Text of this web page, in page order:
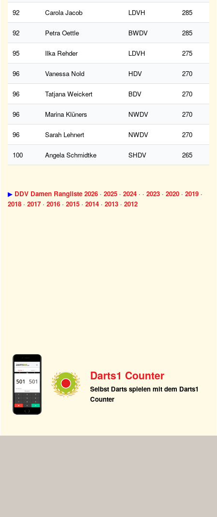
92 Carola Jacob LDVH 285
92 Petra Oettle BWDV 285
95 Ilka Rehder LDVH 275
96 Vanessa Nold HDV 270
96 Tatjana Weickert BDV 270
96 Marina Klüners NWDV 270
96 Sarah Lehnert NWDV 270
100 Angela Schmidtke SHDV 265
▶ DDV Damen Rangliste 2026 · 2025 · 2024 · · 2023 · 2020 · 2019 ·
2018 · 2017 · 2016 · 2015 · 2014 · 2013 · 2012
Darts1 Counter
Selbst Darts spielen mit dem Darts1
Counter